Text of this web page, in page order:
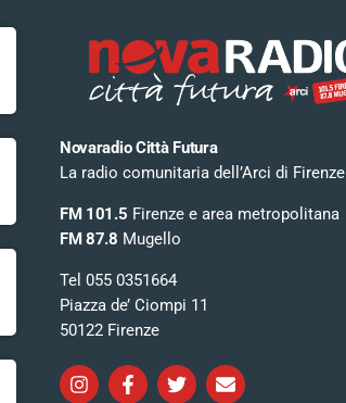
Novaradio Città Futura
La radio comunitaria dell’Arci di Firenze
FM 101.5 Firenze e area metropolitana
FM 87.8 Mugello
Tel 055 0351664
Piazza de’ Ciompi 11
50122 Firenze